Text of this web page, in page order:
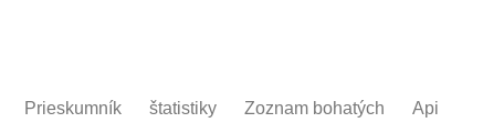
Prieskumník štatistiky Zoznam bohatých Api